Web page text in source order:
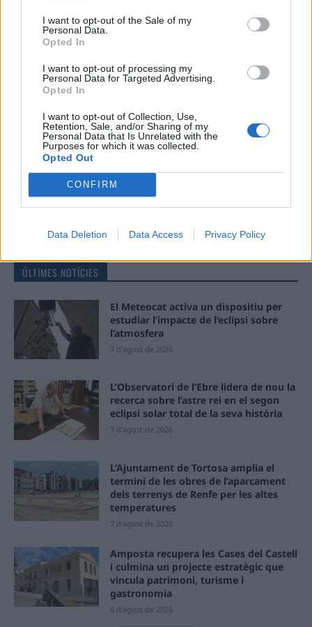
I want to opt-out of the Sale of my
Personal Data.
Opted In
I want to opt-out of processing my
Personal Data for Targeted Advertising.
Opted In
I want to opt-out of Collection, Use,
Retention, Sale, and/or Sharing of my
Personal Data that Is Unrelated with the
Purposes for which it was collected.
Opted Out
CONFIRM
Data Deletion Data Access Privacy Policy
Deseu el meu nom, el correu electrònic i el lloc web en
aquest navegador per a la propera vegada que comenti.
ÚLTIMES NOTÍCIES
El Meteocat activa un dispositiu per
estudiar l’impacte de l’eclipsi sobre
l’atmosfera
7 d'agost de 2026
L’Observatori de l’Ebre lidera de nou la
recerca sobre l’astre rei en el segon
eclipsi solar total de la seva història
7 d'agost de 2026
L’Ajuntament de Tortosa amplia el
termini de les obres de l’aparcament
dels terrenys de Renfe per les altes
temperatures
7 d'agost de 2026
Amposta recupera les Cases del Castell
i culmina un projecte estratègic que
vincula patrimoni, turisme i
gastronomia
6 d'agost de 2026